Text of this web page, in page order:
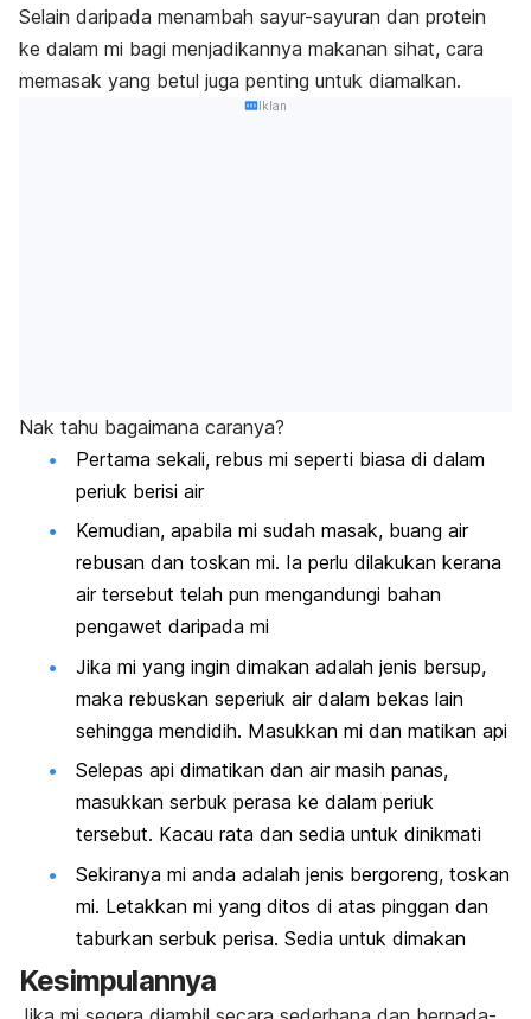
Selain daripada menambah sayur-sayuran dan protein
ke dalam mi bagi menjadikannya makanan sihat, cara
memasak yang betul juga penting untuk diamalkan.
Iklan
Nak tahu bagaimana caranya?
Pertama sekali, rebus mi seperti biasa di dalam
periuk berisi air
Kemudian, apabila mi sudah masak, buang air
rebusan dan toskan mi. Ia perlu dilakukan kerana
air tersebut telah pun mengandungi bahan
pengawet daripada mi
Jika mi yang ingin dimakan adalah jenis bersup,
maka rebuskan seperiuk air dalam bekas lain
sehingga mendidih. Masukkan mi dan matikan api
Selepas api dimatikan dan air masih panas,
masukkan serbuk perasa ke dalam periuk
tersebut. Kacau rata dan sedia untuk dinikmati
Sekiranya mi anda adalah jenis bergoreng, toskan
mi. Letakkan mi yang ditos di atas pinggan dan
taburkan serbuk perisa. Sedia untuk dimakan
Kesimpulannya